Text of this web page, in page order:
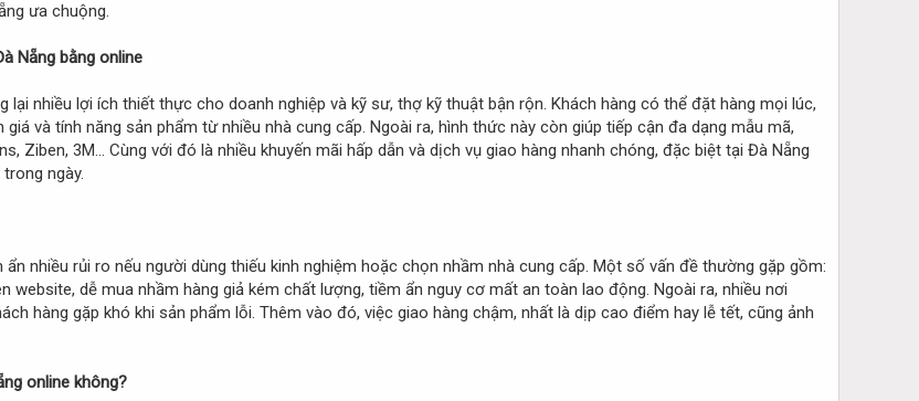
ưa chuộng.
Nẵng bằng online
lại nhiều lợi ích thiết thực cho doanh nghiệp và kỹ sư, thợ kỹ thuật bận rộn. Khách hàng có thể đặt hàng mọi lúc,
và tính năng sản phẩm từ nhiều nhà cung cấp. Ngoài ra, hình thức này còn giúp tiếp cận đa dạng mẫu mã,
Ziben, 3M... Cùng với đó là nhiều khuyến mãi hấp dẫn và dịch vụ giao hàng nhanh chóng, đặc biệt tại Đà Nẵng
ngày.
nhiều rủi ro nếu người dùng thiếu kinh nghiệm hoặc chọn nhầm nhà cung cấp. Một số vấn đề thường gặp gồm:
dễ mua nhầm hàng giả kém chất lượng, tiềm ẩn nguy cơ mất an toàn lao động. Ngoài ra, nhiều nơi
hàng gặp khó khi sản phẩm lỗi. Thêm vào đó, việc giao hàng chậm, nhất là dịp cao điểm hay lễ tết, cũng ảnh
online không?